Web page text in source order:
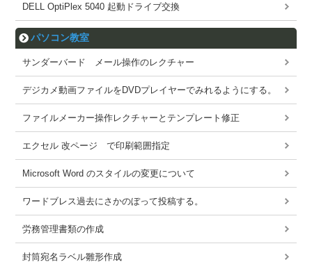
DELL OptiPlex 5040 起動ドライブ交換
パソコン教室
サンダーバード メール操作のレクチャー
デジカメ動画ファイルをDVDプレイヤーでみれるようにする。
ファイルメーカー操作レクチャーとテンプレート修正
エクセル 改ページ で印刷範囲指定
Microsoft Word のスタイルの変更について
ワードブレス過去にさかのぼって投稿する。
労務管理書類の作成
封筒宛名ラベル雛形作成